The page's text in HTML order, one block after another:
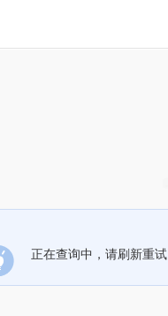
正在查询中，请刷新重试